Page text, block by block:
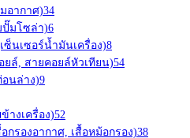
อากาศ)34
มโซล่า)6
ซ็นเซอร์น้ำมันเครื่อง)8
ยล์, สายคอยล์หัวเทียน)54
อนล่าง)9
างเครื่อง)52
กรองอากาศ, เสื้อหม้อกรอง)38